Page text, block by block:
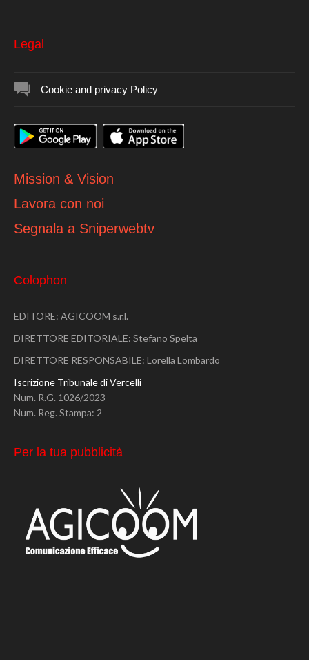
Legal
Cookie and privacy Policy
Mission & Vision
Lavora con noi
Segnala a Sniperwebtv
Colophon
EDITORE: AGICOOM s.r.l.
DIRETTORE EDITORIALE: Stefano Spelta
DIRETTORE RESPONSABILE: Lorella Lombardo
Iscrizione Tribunale di Vercelli
Num. R.G. 1026/2023
Num. Reg. Stampa: 2
Per la tua pubblicità